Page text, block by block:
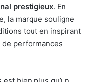
prestigieux. En
la marque souligne
tout en inspirant
performances